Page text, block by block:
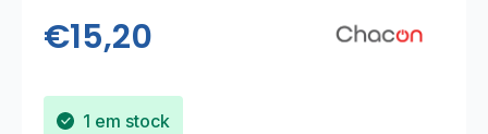
€15,20
1 em stock